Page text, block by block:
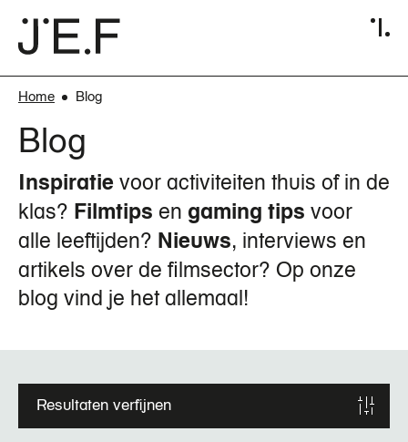
naar
de
inhoud
Breadcrumb
Home Blog
Blog
Inspiratie voor activiteiten thuis of in de
klas? Filmtips en gaming tips voor
alle leeftijden? Nieuws, interviews en
artikels over de filmsector? Op onze
blog vind je het allemaal!
Resultaten verfijnen